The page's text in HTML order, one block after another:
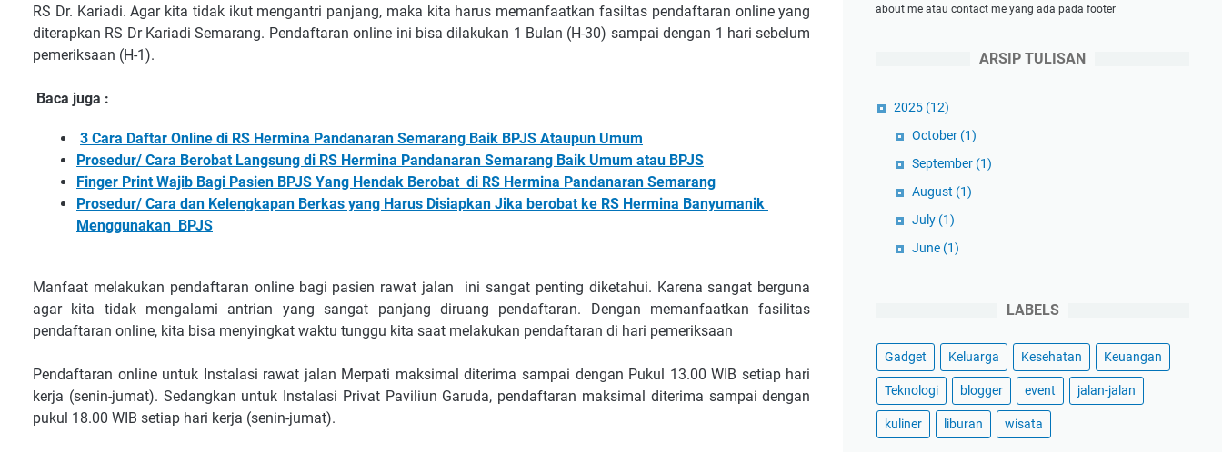
RS Dr. Kariadi. Agar kita tidak ikut mengantri panjang, maka kita harus memanfaatkan fasiltas pendaftaran online yang
diterapkan RS Dr Kariadi Semarang. Pendaftaran online ini bisa dilakukan 1 Bulan (H-30) sampai dengan 1 hari sebelum
pemeriksaan (H-1).
Baca juga :
3 Cara Daftar Online di RS Hermina Pandanaran Semarang Baik BPJS Ataupun Umum
Prosedur/ Cara Berobat Langsung di RS Hermina Pandanaran Semarang Baik Umum atau BPJS
Finger Print Wajib Bagi Pasien BPJS Yang Hendak Berobat di RS Hermina Pandanaran Semarang
Prosedur/ Cara dan Kelengkapan Berkas yang Harus Disiapkan Jika berobat ke RS Hermina Banyumanik
Menggunakan BPJS
Manfaat melakukan pendaftaran online bagi pasien rawat jalan ini sangat penting diketahui. Karena sangat berguna
agar kita tidak mengalami antrian yang sangat panjang diruang pendaftaran. Dengan memanfaatkan fasilitas
pendaftaran online, kita bisa menyingkat waktu tunggu kita saat melakukan pendaftaran di hari pemeriksaan
Pendaftaran online untuk Instalasi rawat jalan Merpati maksimal diterima sampai dengan Pukul 13.00 WIB setiap hari
kerja (senin-jumat). Sedangkan untuk Instalasi Privat Paviliun Garuda, pendaftaran maksimal diterima sampai dengan
pukul 18.00 WIB setiap hari kerja (senin-jumat).
about me atau contact me yang ada pada footer
ARSIP TULISAN
2025 (12)
October (1)
September (1)
August (1)
July (1)
June (1)
February(1)
January(1)
2024
(59)
LABELS
Gadget Keluarga Kesehatan Keuangan
Teknologi blogger event jalan-jalan
kuliner liburan wisata